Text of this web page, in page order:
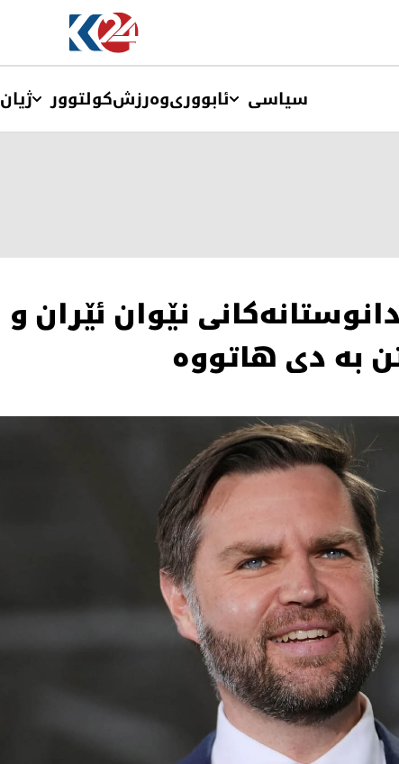
سیاسی ئابووریوەرزشکولتوور ژیان
نێوان ئێران و
بە دی هاتووە